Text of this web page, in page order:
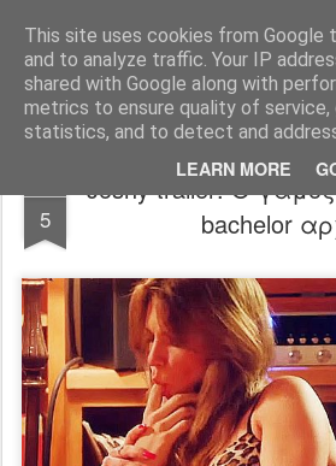
This site uses cookies from Google
and to analyze traffic. Your IP
shared with Google along with
metrics to ensure quality of service,
statistics, and to detect and
LEARN MORE
FilmBoy
5
Joshy trailer: Ο
bachelor